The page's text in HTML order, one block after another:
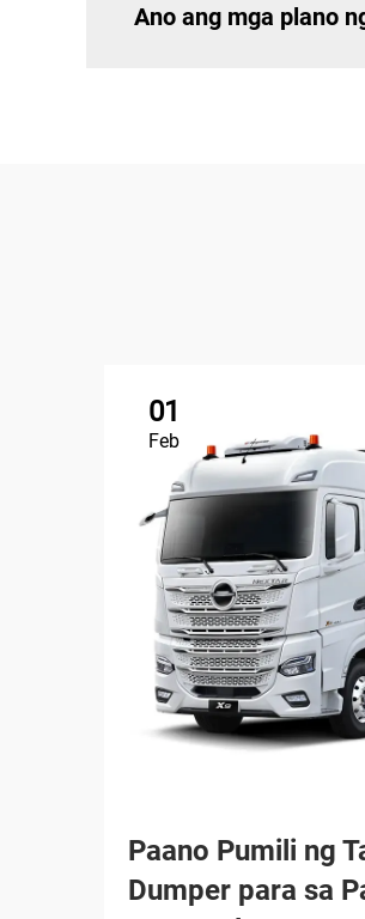
Ano ang mga plano
01
Feb
Paano Pumili ng
Dumper para sa